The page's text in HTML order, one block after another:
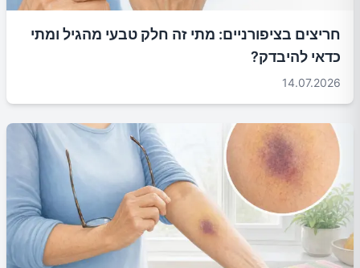
חריצים בציפורניים: מתי זה חלק טבעי מהגיל ומתי
כדאי להיבדק?
14.07.2026